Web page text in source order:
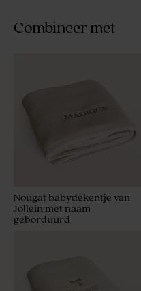
Combineer met
Nougat babydekentje van
Jollein met naam
geborduurd